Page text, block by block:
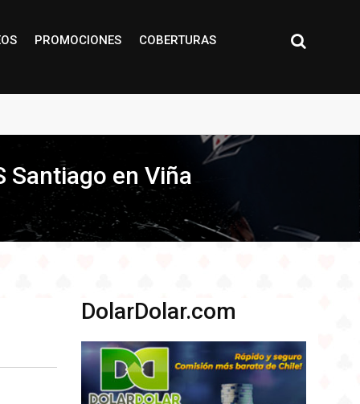
PROMOCIONES COBERTURAS
Santiago en Viña
DolarDolar.com